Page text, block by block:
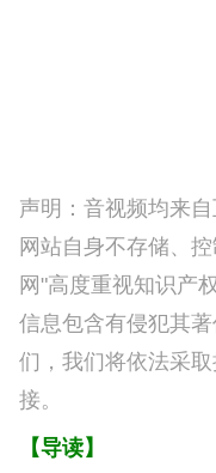
声明：音视频均来
网站自身不存储、
网"高度重视知识产
信息包含有侵犯其
们，我们将依法采
接。
【导读】